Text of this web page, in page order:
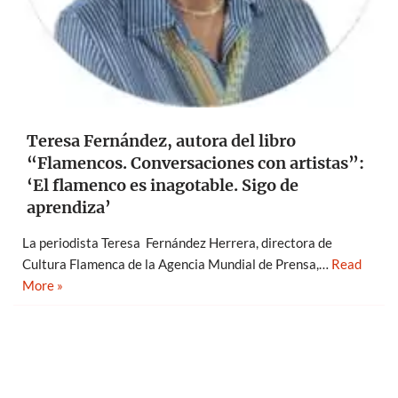
Teresa Fernández, autora del libro
“Flamencos. Conversaciones con artistas”:
‘El flamenco es inagotable. Sigo de
aprendiza’
La periodista Teresa Fernández Herrera, directora de
Cultura Flamenca de la Agencia Mundial de Prensa,… Read
More »